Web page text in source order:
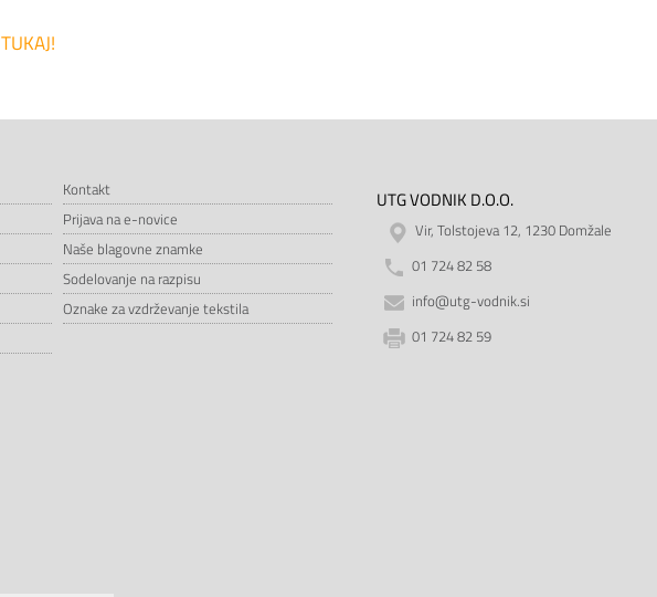
TUKAJ!
Kontakt
Prijava na e-novice
Naše blagovne znamke
Sodelovanje na razpisu
Oznake za vzdrževanje tekstila
UTG VODNIK D.O.O.
Vir, Tolstojeva 12, 1230 Domžale
01 724 82 58
info@utg-vodnik.si
01 724 82 59